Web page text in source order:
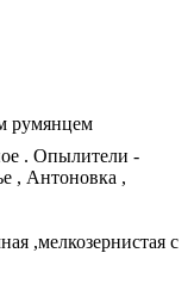
румянцем
. Опылители -
, Антоновка ,
,мелкозернистая с